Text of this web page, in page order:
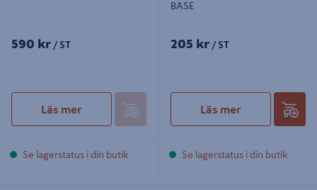
590 kr / ST
Läs mer
Se lagerstatus i din butik
BASE
205 kr / ST
Läs mer
Se lagerstatus i din butik